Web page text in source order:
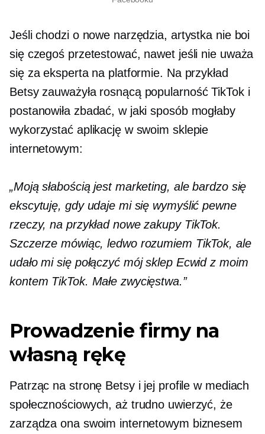
Jeśli chodzi o nowe narzędzia, artystka nie boi
się czegoś przetestować, nawet jeśli nie uważa
się za eksperta na platformie. Na przykład
Betsy zauważyła rosnącą popularność TikTok i
postanowiła zbadać, w jaki sposób mogłaby
wykorzystać aplikację w swoim sklepie
internetowym:
„Moją słabością jest marketing, ale bardzo się
ekscytuję, gdy udaje mi się wymyślić pewne
rzeczy, na przykład nowe zakupy TikTok.
Szczerze mówiąc, ledwo rozumiem TikTok, ale
udało mi się połączyć mój sklep Ecwid z moim
kontem TikTok. Małe zwycięstwa.”
Prowadzenie firmy na
własną rękę
Patrząc na stronę Betsy i jej profile w mediach
społecznościowych, aż trudno uwierzyć, że
zarządza ona swoim internetowym biznesem